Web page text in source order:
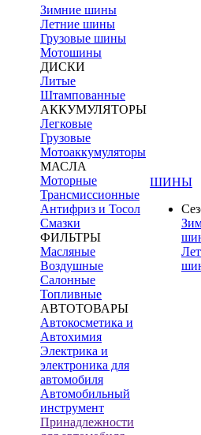
Зимние шины
Летние шины
Грузовые шины
Мотошины
ДИСКИ
Литые
Штампованные
АККУМУЛЯТОРЫ
Легковые
Грузовые
Мотоаккумуляторы
МАСЛА
Моторные
Трансмиссионные
Антифриз и Тосол
Смазки
ФИЛЬТРЫ
Масляные
Воздушные
Салонные
Топливные
АВТОТОВАРЫ
Автокосметика и
Автохимия
Электрика и
электроника для
автомобиля
Автомобильный
инструмент
Принадлежности
ШИНЫ